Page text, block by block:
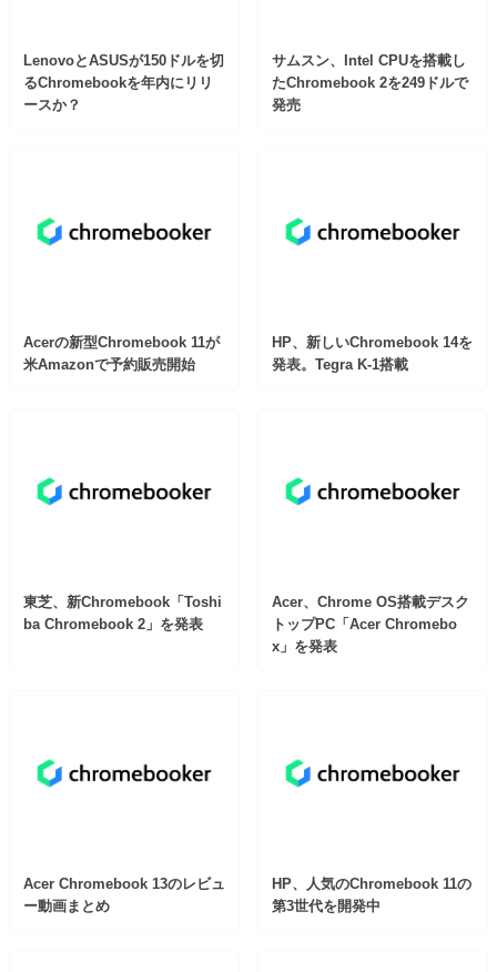
LenovoとASUSが150ドルを切
るChromebookを年内にリリ
ースか？
サムスン、Intel CPUを搭載し
たChromebook 2を249ドルで
発売
Acerの新型Chromebook 11が
米Amazonで予約販売開始
HP、新しいChromebook 14を
発表。Tegra K-1搭載
東芝、新Chromebook「Toshi
ba Chromebook 2」を発表
Acer、Chrome OS搭載デスク
トップPC「Acer Chromebo
x」を発表
Acer Chromebook 13のレビュ
ー動画まとめ
HP、人気のChromebook 11の
第3世代を開発中